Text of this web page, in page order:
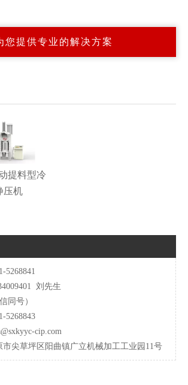
您提供专业的解决方案
提料型冷
压机
5268841
刘先生
号）
5268843
cip.com
草坪区阳曲镇广立机械加工工业园11号